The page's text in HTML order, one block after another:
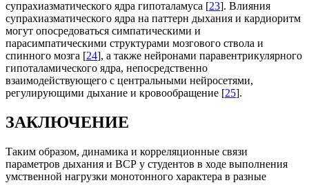
супрахиазматического ядра гипоталамуса [23]. Влияния
супрахиазматического ядра на паттерн дыхания и кардиоритм
могут опосредоваться симпатическими и
парасимпатическими структурами мозгового ствола и
спинного мозга [24], а также нейронами паравентрикулярного
гипоталамического ядра, непосредственно
взаимодействующего с центральными нейросетями,
регулирующими дыхание и кровообращение [25].
ЗАКЛЮЧЕНИЕ
Таким образом, динамика и корреляционные связи
параметров дыхания и ВСР у студентов в ходе выполнения
умственной нагрузки монотонного характера в разные